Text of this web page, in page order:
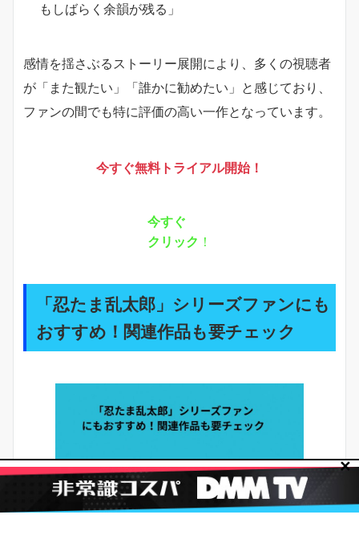
もしばらく余韻が残る」
感情を揺さぶるストーリー展開により、多くの視聴者
が「また観たい」「誰かに勧めたい」と感じており、
ファンの間でも特に評価の高い一作となっています。
今すぐ無料トライアル開始！
今すぐ
クリック ！
「忍たま乱太郎」シリーズファンにも
おすすめ！関連作品も要チェック
✕